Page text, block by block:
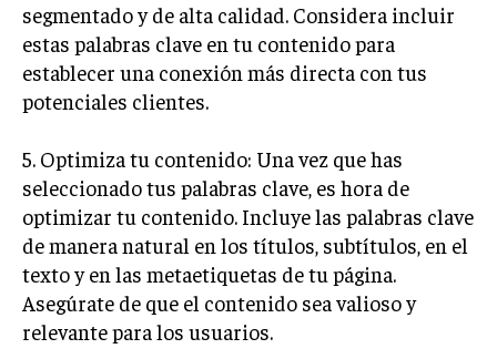
FRANQUICIAS
MARKETING DE INFLUENCERS
E-COMMERCE
ESTRATEGIAS DE PRICING Y GESTIÓN DE
PRECIOS
GESTIÓN DE CRISIS EMPRESARIALES
EMPRESAS Y STARTUPS TECNOLÓGICAS
GESTIÓN DE LA EXPERIENCIA DEL CLIENTE
segmentado y de alta calidad. Considera incluir
estas palabras clave en tu contenido para
establecer una conexión más directa con tus
potenciales clientes.
5. Optimiza tu contenido: Una vez que has
seleccionado tus palabras clave, es hora de
optimizar tu contenido. Incluye las palabras clave
de manera natural en los títulos, subtítulos, en el
texto y en las metaetiquetas de tu página.
Asegúrate de que el contenido sea valioso y
relevante para los usuarios.